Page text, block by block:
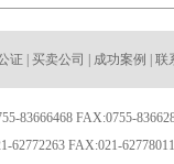
证| 买卖公司 成功案例 联
83666468 FAX:0755-
FAX:021-62778011